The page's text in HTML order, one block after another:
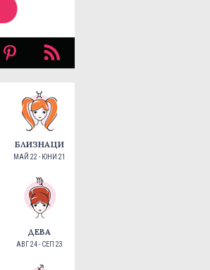
БЛИЗНАЦИ
МАЙ 22 - ЮНИ 21
ДЕВА
АВГ 24 - СЕП 23